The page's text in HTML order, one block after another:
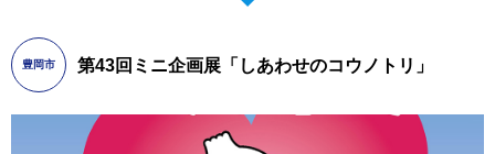
豊岡市 第43回ミニ企画展「しあわせのコウノトリ」